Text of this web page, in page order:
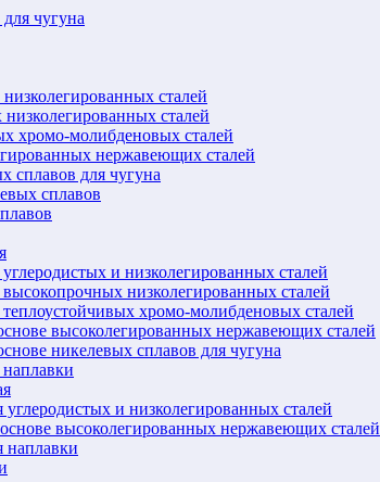
чугуна
сталей
сталей
хромо-молибденовых сталей
нержавеющих сталей
сплавов для чугуна
сплавов
и низколегированных сталей
низколегированных сталей
хромо-молибденовых сталей
высоколегированных нержавеющих сталей
никелевых сплавов для чугуна
и низколегированных сталей
высоколегированных нержавеющих сталей
наплавки